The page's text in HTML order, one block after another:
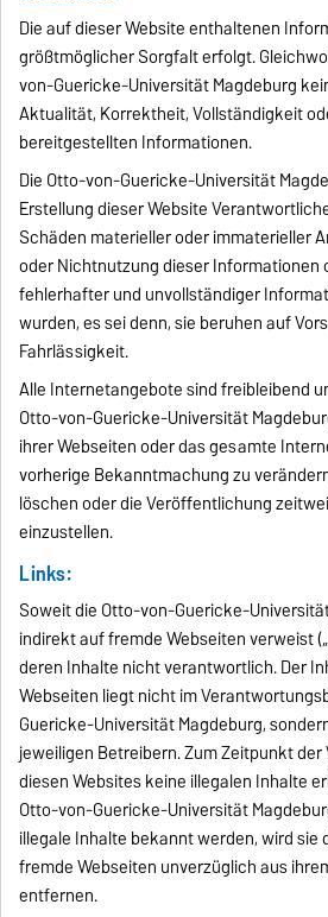
Die auf dieser Website enthaltenen
größtmöglicher Sorgfalt erfolgt.
von-Guericke-Universität Magdeburg
Aktualität, Korrektheit, Vollständigkeit
bereitgestellten Informationen.
Die Otto-von-Guericke-Universität
Erstellung dieser Website
Schäden materieller oder immaterieller
oder Nichtnutzung dieser Informationen
fehlerhafter und unvollständiger
wurden, es sei denn, sie beruhen auf
Fahrlässigkeit.
Alle Internetangebote sind freibleibend
Otto-von-Guericke-Universität
ihrer Webseiten oder das gesamte
vorherige Bekanntmachung zu
löschen oder die Veröffentlichung
einzustellen.
Links:
Soweit die Otto-von-Guericke-
indirekt auf fremde Webseiten verweist
deren Inhalte nicht verantwortlich. Der
Webseiten liegt nicht im
Guericke-Universität Magdeburg,
jeweiligen Betreibern. Zum Zeitpunkt
diesen Websites keine illegalen Inhalte
Otto-von-Guericke-Universität
illegale Inhalte bekannt werden, wird sie
fremde Webseiten unverzüglich aus
entfernen.